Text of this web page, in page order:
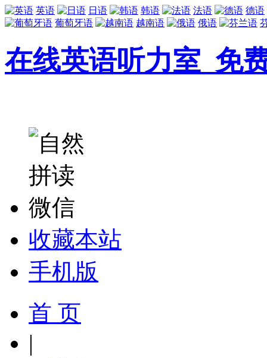
英语 日语 韩语 法语
德语
葡萄牙语
越南语 俄语
在线英语听力室_免
收藏本站
手机版
首 页
|